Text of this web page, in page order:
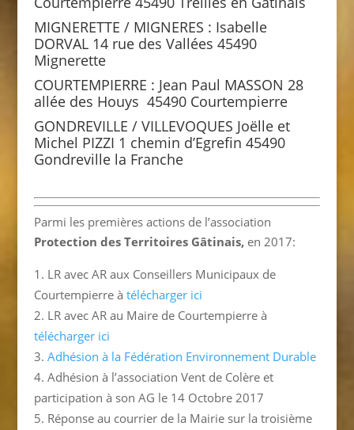
MIGNERETTE / MIGNERES : Isabelle
DORVAL 14 rue des Vallées 45490
Mignerette
COURTEMPIERRE : Jean Paul MASSON 28
allée des Houys 45490 Courtempierre
GONDREVILLE / VILLEVOQUES Joëlle et
Michel PIZZI 1 chemin d’Egrefin 45490
Gondreville la Franche
Parmi les premières actions de l’association
Protection des Territoires Gâtinais,en 2017:
LR avec AR aux Conseillers Municipaux de
Courtempierre à télécharger ici
LR avec AR au Maire de Courtempierre à
télécharger ici
Adhésion à la Fédération Environnement Durable
Adhésion à l’association Vent de Colère et
participation à son AG le 14 Octobre 2017
Réponse au courrier de la Mairie sur la troisième